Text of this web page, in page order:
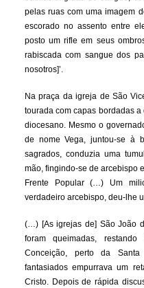
pelas ruas com uma imagem
escorado no assento entre
posto um rifle em seus
rabiscada com sangue dos
nosotros]’.
Na praça da igreja de São
tourada com capas bordadas
diocesano. Mesmo o
de nome Vega, juntou-se à
sagrados, conduzia uma
mão, fingindo-se de arcebispo
Frente Popular (…) Um
verdadeiro arcebispo, deu-lhe
(…) [As igrejas de] São João
foram queimadas,
Conceição, perto da
fantasiados empurrava um
Cristo. Depois de rápida